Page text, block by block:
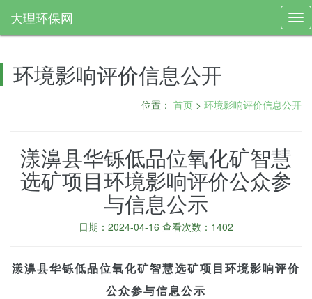
大理环保网
环境影响评价信息公开
位置： 首页 > 环境影响评价信息公开
漾濞县华铄低品位氧化矿智慧
选矿项目环境影响评价公众参
与信息公示
日期：2024-04-16 查看次数：1402
漾濞县华铄低品位氧化矿智慧选矿项目环境影响评价
公众参与信息公示